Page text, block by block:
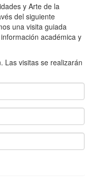
y Arte de la
del siguiente
una visita guiada
académica y
Las visitas se realizarán